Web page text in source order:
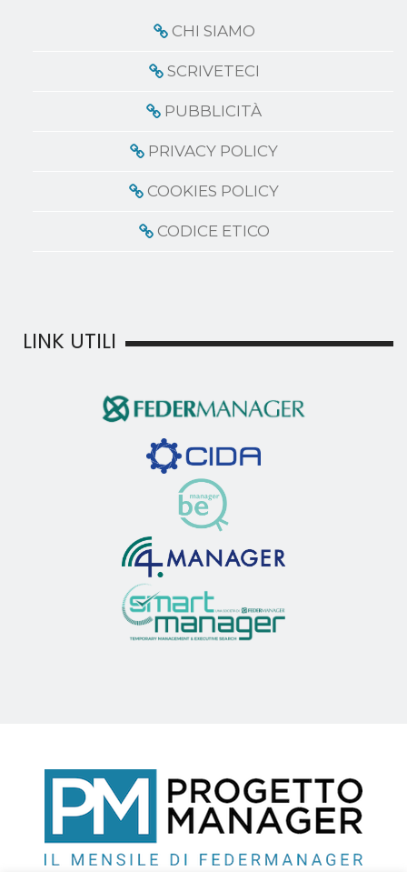
CHI SIAMO
SCRIVETECI
PUBBLICITÀ
PRIVACY POLICY
COOKIES POLICY
CODICE ETICO
LINK UTILI